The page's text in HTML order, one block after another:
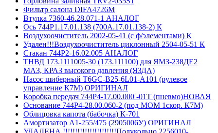
Фильтр салона DIFA4726M
Втулка 7360-46.28.071-1 АНАЛОГ
Ось 744Р1.17.01.138 (700А.17.01.138-2) К
Воздухоочиститель 2002-05-41 (с ф/элементами) К
Удален!!!Воздухоочиститель циклонный 2504-05-51 К
Стакан 744Р2-16.02.005 АНАЛОГ
ТНВД 173.1111005-30 (173.111100) для ЯМЗ-238ДЕ2
МАЗ, КРАЗ высокого давления (ЯЗДА)
Насос шиберный Т6GC-B25-6L01-A101 (рулевое
управление К7М) ОРИГИНАЛ
Коробка передач 744Р4-17.00.000 -01Т (пневмо)НОВАЯ
Основание 744Р4-28.00.060-2 (под МОМ 1скор. К7М)
Облицовка капота (бабочка) К-701
Амортизатор А1-255/475 (2905006У) ОРИГИНАЛ
УДАЛЕНА !!!!!!!!!!!!!!!!!!!!!!Полукольцо 2256010-